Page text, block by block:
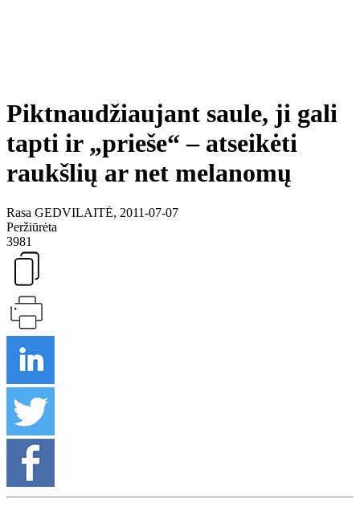
Piktnaudžiaujant saule, ji gali
tapti ir „prieše“ – atseikėti
raukšlių ar net melanomų
Rasa GEDVILAITĖ, 2011-07-07
Peržiūrėta
3981